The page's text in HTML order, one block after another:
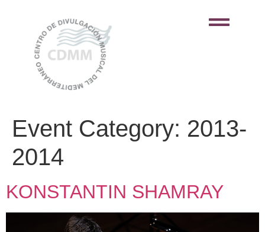
Event Category: 2013-
2014
KONSTANTIN SHAMRAY